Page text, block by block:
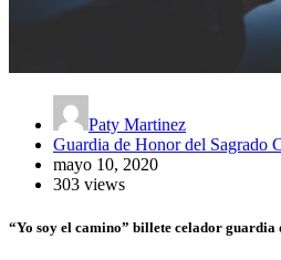
Paty Martinez
Guardia de Honor del Sagrado
mayo 10, 2020
303 views
“Yo soy el camino” billete celador guardia